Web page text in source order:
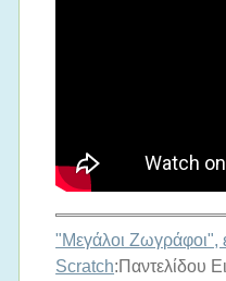
"Μεγάλοι Ζωγράφοι",
Scratch:Παντελίδου